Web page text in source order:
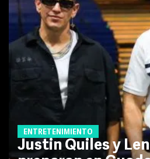
ENTRETENIMIENTO
Justin Quiles y